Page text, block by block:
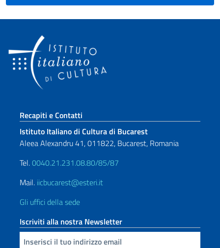
Sezione footer
Recapiti e Contatti
Istituto Italiano di Cultura di Bucarest
Aleea Alexandru 41, 011822, Bucarest, Romania
Tel.0040.21.231.08.80/85/87
Mail. iicbucarest@esteri.it
Gli uffici della sede
Iscriviti alla nostra Newsletter
Inserisci la tua email